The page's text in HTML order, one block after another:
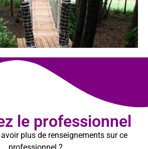
le professionnel
plus de renseignements sur ce